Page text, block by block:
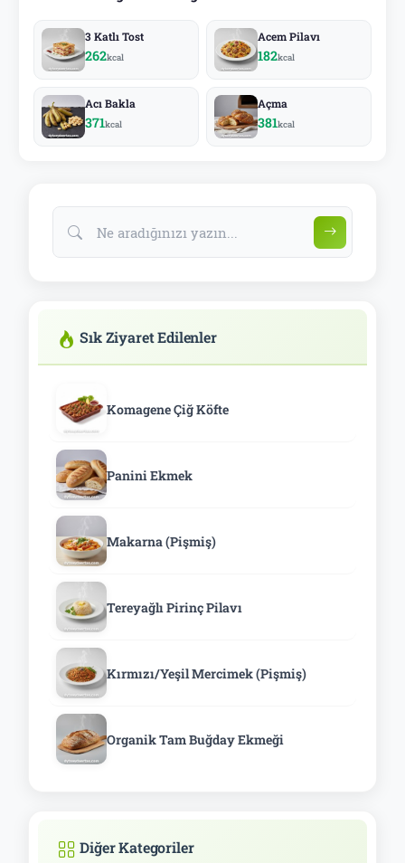
3 Katlı Tost
262kcal
Acem Pilavı
182kcal
Acı Bakla
371kcal
Açma
381kcal
Sık Ziyaret Edilenler
Komagene Çiğ Köfte
Panini Ekmek
Makarna (Pişmiş)
Tereyağlı Pirinç Pilavı
Kırmızı/Yeşil Mercimek (Pişmiş)
Organik Tam Buğday Ekmeği
Diğer Kategoriler